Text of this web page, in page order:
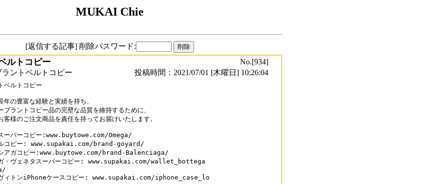
MUKAI Chie
[返信する記事] 削除パスワード:
ルトコピー
No.[934]
ントベルトコピー
投稿時間：2021/07/01 [木曜日] 10:26:04
ベルトコピー
年の豊富な経験と実績を持ち、
ブラントコピー品の完壁な品質を維持するために、
客様のご注文商品を責任を持ってお届けいたします。
ーパーコピー:www.buytowe.com/Omega/
コピー: www.supakai.com/brand-goyard/
アガコピー:www.buytowe.com/brand-Balenciaga/
・ヴェネタスーパーコピー: www.supakai.com/wallet_bottega
ィトンiPhoneケースコピー: www.supakai.com/iphone_case_lo